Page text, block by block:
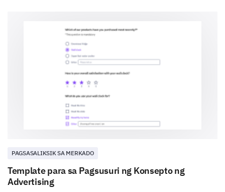
PAGSASALIKSIK SA MERKADO
Template para sa Pagsusuri ng Konsepto ng
Advertising